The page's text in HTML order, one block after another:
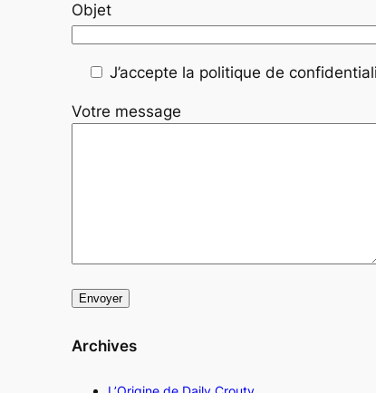
Objet
J’accepte la politique de
Votre message
Archives